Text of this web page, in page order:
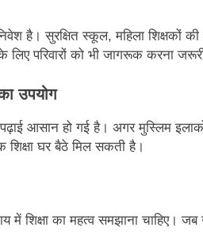
है। सुरक्षित स्कूल, महिला शिक्षकों
लिए परिवारों को भी जागरूक करना
उपयोग
आसान हो गई है। अगर मुस्लिम
शिक्षा घर बैठे मिल सकती है।
में शिक्षा का महत्व समझाना चाहिए।